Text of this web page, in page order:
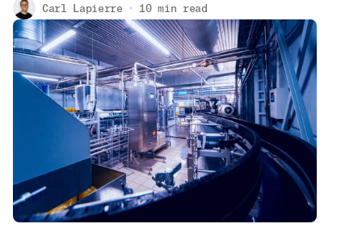
Carl Lapierre 10 min read